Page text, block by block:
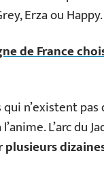
Erza ou Happy.
de France
n’existent pas
L’arc du